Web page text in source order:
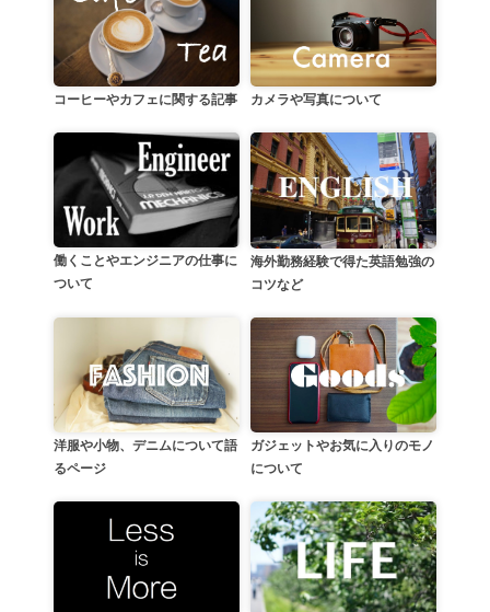
コーヒーやカフェに関する記事 カメラや写真について
働くことやエンジニアの仕事に
ついて
海外勤務経験で得た英語勉強の
コツなど
洋服や小物、デニムについて語
るページ
ガジェットやお気に入りのモノ
について